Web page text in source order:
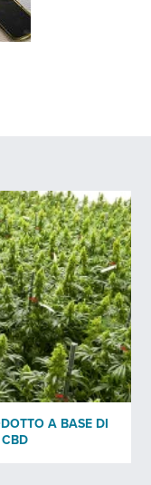
Bedrocan. Con la
di Bedrocan.
A BASE DI